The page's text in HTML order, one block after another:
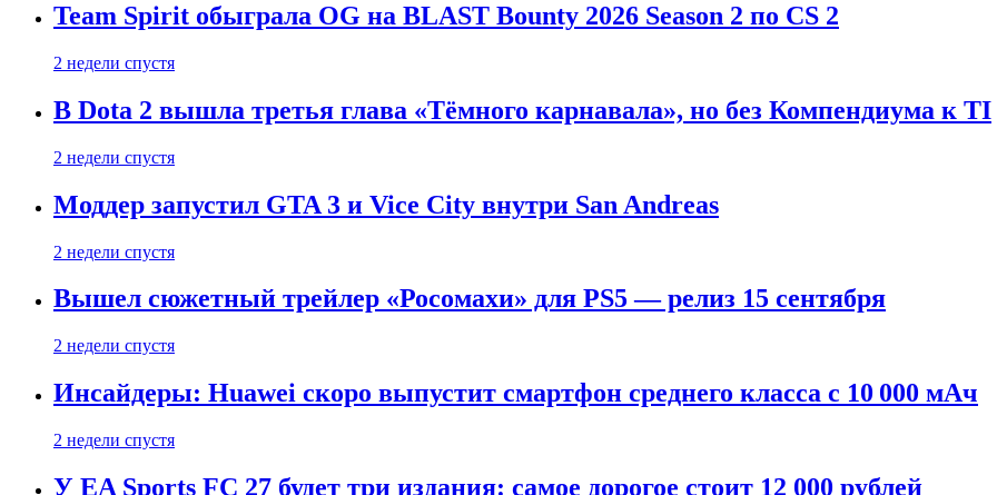
Team Spirit обыграла OG на BLAST Bounty 2026 Season 2 по CS 2
2 недели спустя
В Dota 2 вышла третья глава «Тёмного карнавала», но без Компендиума к TI
2 недели спустя
Моддер запустил GTA 3 и Vice City внутри San Andreas
2 недели спустя
Вышел сюжетный трейлер «Росомахи» для PS5 — релиз 15 сентября
2 недели спустя
Инсайдеры: Huawei скоро выпустит смартфон среднего класса с 10 000 мАч
2 недели спустя
У EA Sports FC 27 будет три издания: самое дорогое стоит 12 000 рублей